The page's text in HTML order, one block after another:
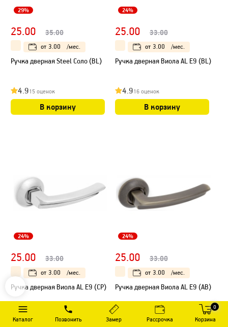
Каталог Позвонить Замер Рассрочка
0
Корзина
29%
25.00 35.00
от 3.00 /мес.
Ручка дверная Steel Соло (BL)
4.915 оценок
В корзину
24%
25.00 33.00
от 3.00 /мес.
Ручка дверная Виола AL E9 (BL)
4.916 оценок
В корзину
24%
25.00 33.00
от 3.00 /мес.
Ручка дверная Виола AL E9 (CP)
4.511 оценок
24%
25.00 33.00
от 3.00 /мес.
Ручка дверная Виола AL E9 (АВ)
14 оценок